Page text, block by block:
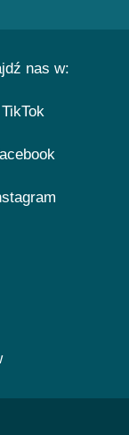
nas w:
TikTok